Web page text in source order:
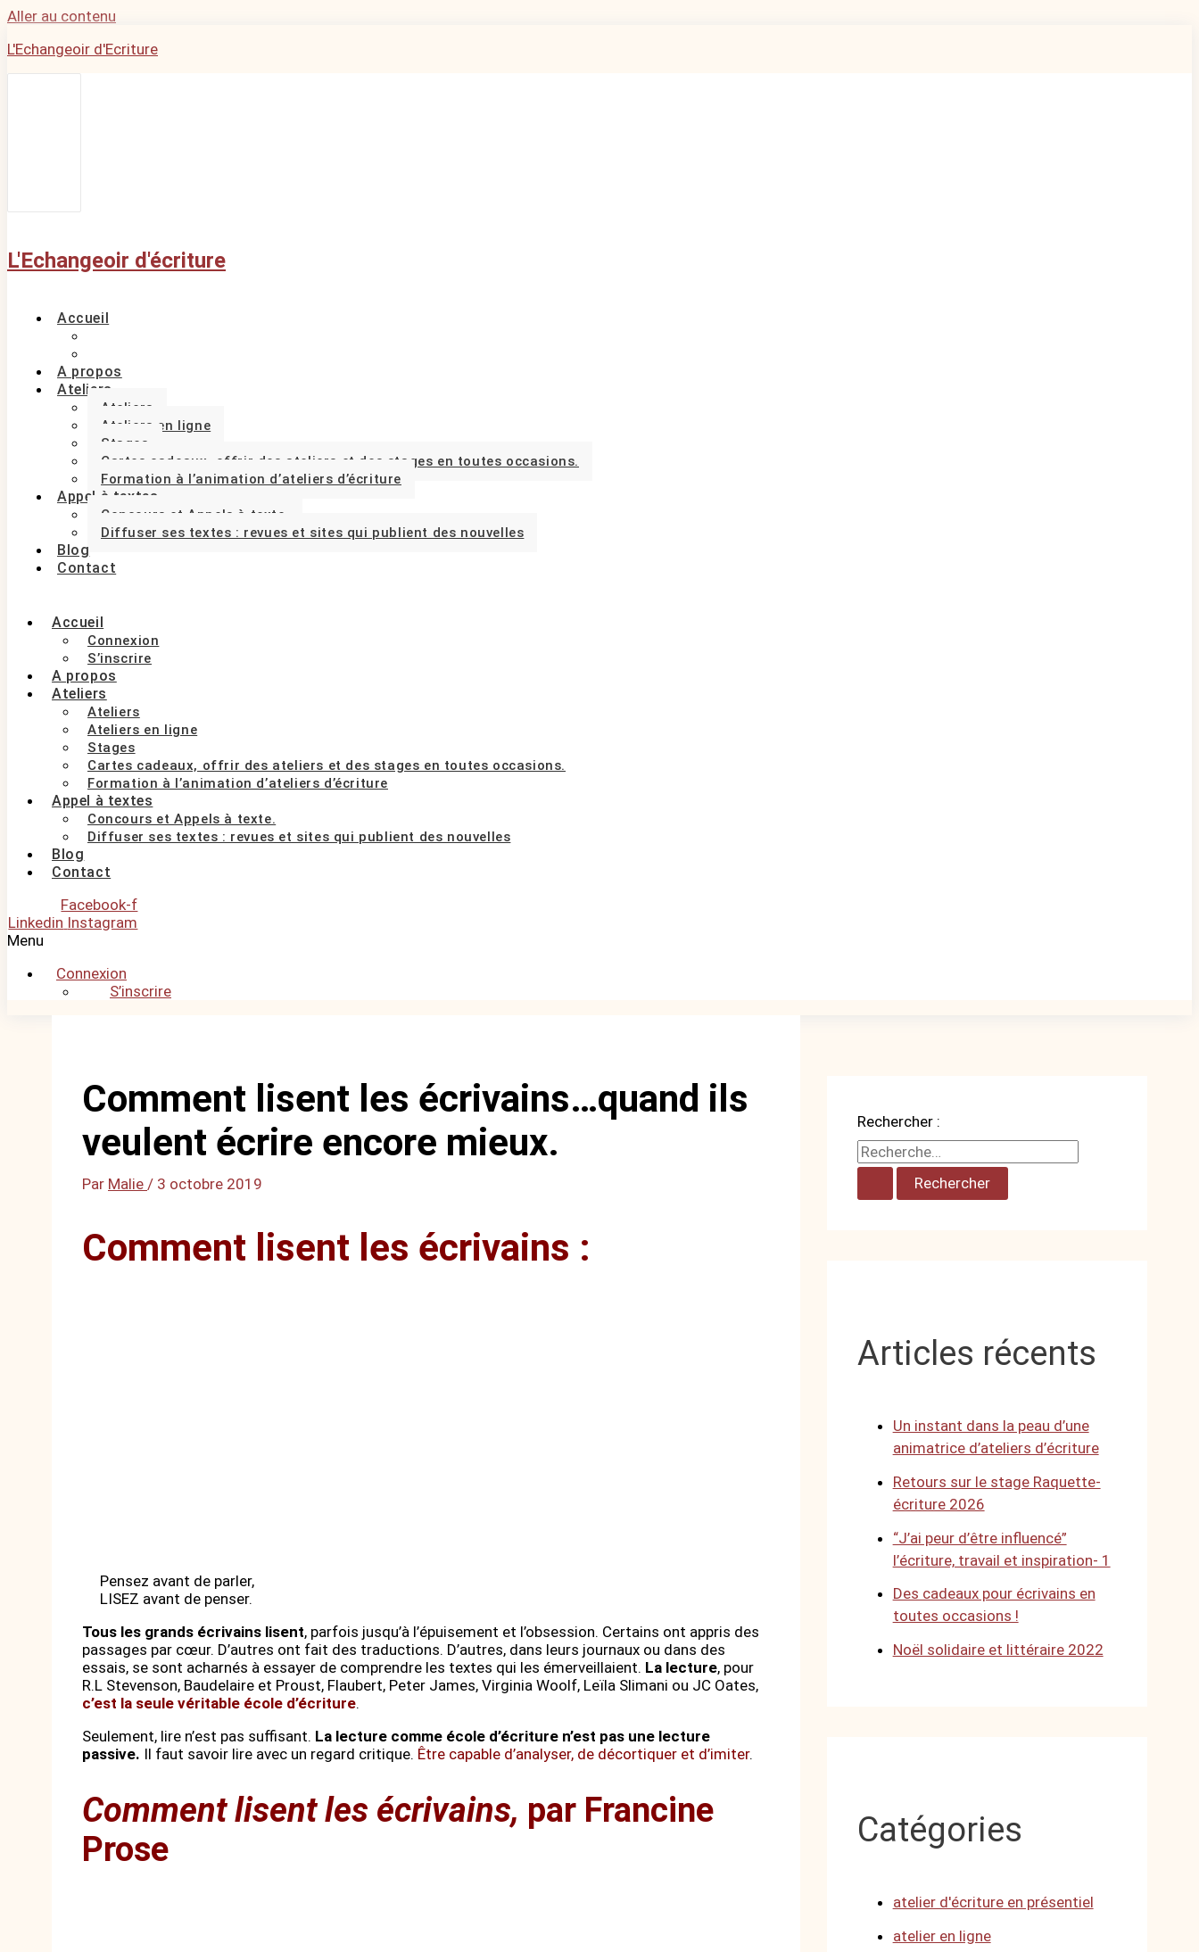
Aller au contenu
L'Echangeoir d'Ecriture
L'Echangeoir d'écriture
Accueil
A propos
Ateliers
Ateliers
Ateliers en ligne
Stages
Cartes cadeaux, offrir des ateliers et des stages en toutes occasions.
Formation à l’animation d’ateliers d’écriture
Appel à textes
Concours et Appels à texte.
Diffuser ses textes : revues et sites qui publient des nouvelles
Blog
Contact
Accueil
Connexion
S’inscrire
A propos
Ateliers
Ateliers
Ateliers en ligne
Stages
Cartes cadeaux, offrir des ateliers et des stages en toutes occasions.
Formation à l’animation d’ateliers d’écriture
Appel à textes
Concours et Appels à texte.
Diffuser ses textes : revues et sites qui publient des nouvelles
Blog
Contact
Facebook-f
Linkedin Instagram
Menu
Connexion
S’inscrire
Comment lisent les écrivains…quand ils
veulent écrire encore mieux.
Par Malie / 3 octobre 2019
Comment lisent les écrivains :
Pensez avant de parler,
LISEZ avant de penser.
Tous les grands écrivains lisent, parfois jusqu’à l’épuisement et l’obsession. Certains ont appris des
passages par cœur. D’autres ont fait des traductions. D’autres, dans leurs journaux ou dans des
essais, se sont acharnés à essayer de comprendre les textes qui les émerveillaient. La lecture, pour
R.L Stevenson, Baudelaire et Proust, Flaubert, Peter James, Virginia Woolf, Leïla Slimani ou JC Oates,
c’est la seule véritable école d’écriture.
Seulement, lire n’est pas suffisant. La lecture comme école d’écriture n’est pas une lecture
passive. Il faut savoir lire avec un regard critique. Être capable d’analyser, de décortiquer et d’imiter.
Comment lisent les écrivains, par Francine
Prose
Rechercher :
Articles récents
Un instant dans la peau d’une
animatrice d’ateliers d’écriture
Retours sur le stage Raquette-
écriture 2026
“J’ai peur d’être influencé”
l’écriture, travail et inspiration- 1
Des cadeaux pour écrivains en
toutes occasions !
Noël solidaire et littéraire 2022
Catégories
atelier d'écriture en présentiel
atelier en ligne